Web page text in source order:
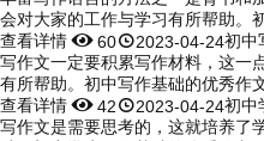
会对大家的工作与学习有所帮助。
查看详情602023-04-24初中
写作文一定要积累写作材料，这一
有所帮助。初中写作基础的优秀作
查看详情422023-04-24初中
写作文是需要思考的，这就培养了